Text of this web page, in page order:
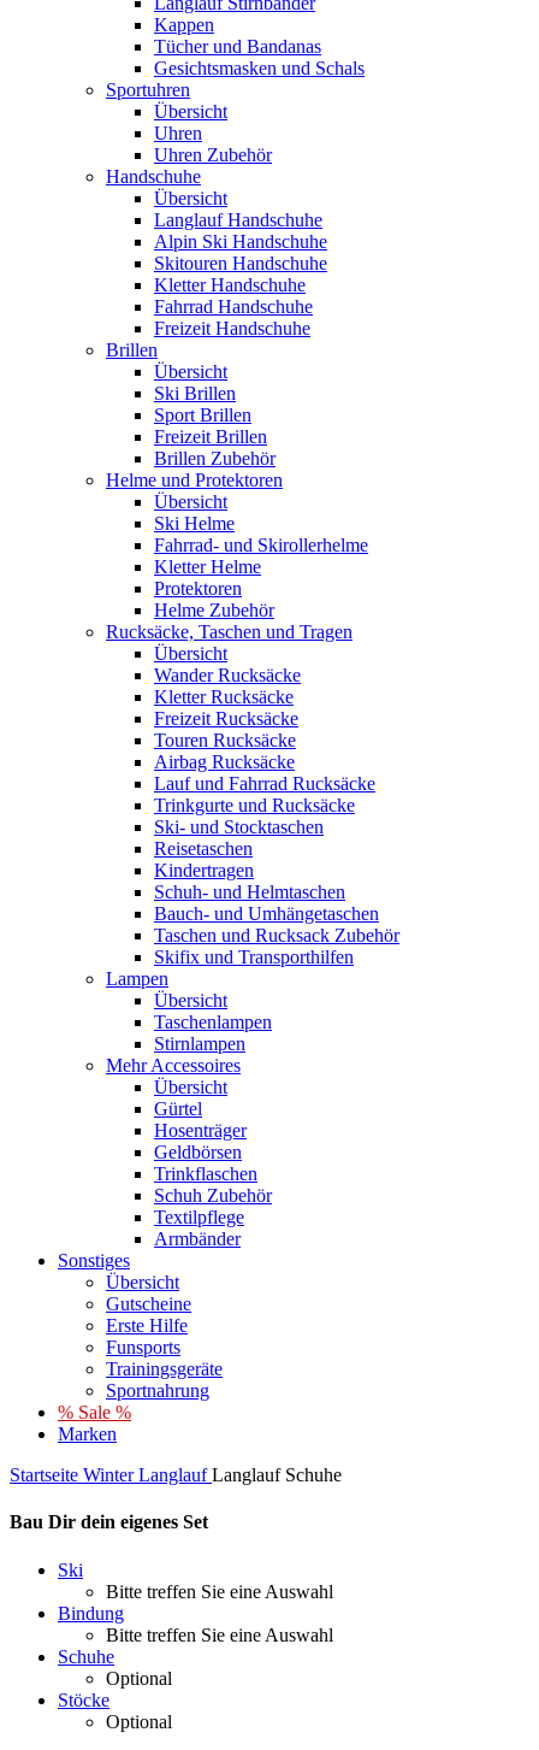
Kappen
Tücher und Bandanas
Gesichtsmasken und Schals
Sportuhren
Übersicht
Uhren
Uhren Zubehör
Handschuhe
Übersicht
Langlauf Handschuhe
Alpin Ski Handschuhe
Skitouren Handschuhe
Kletter Handschuhe
Fahrrad Handschuhe
Freizeit Handschuhe
Brillen
Übersicht
Ski Brillen
Sport Brillen
Freizeit Brillen
Brillen Zubehör
Helme und Protektoren
Übersicht
Ski Helme
Fahrrad- und Skirollerhelme
Kletter Helme
Protektoren
Helme Zubehör
Rucksäcke, Taschen und Tragen
Übersicht
Wander Rucksäcke
Kletter Rucksäcke
Freizeit Rucksäcke
Touren Rucksäcke
Airbag Rucksäcke
Lauf und Fahrrad Rucksäcke
Trinkgurte und Rucksäcke
Ski- und Stocktaschen
Reisetaschen
Kindertragen
Schuh- und Helmtaschen
Bauch- und Umhängetaschen
Taschen und Rucksack Zubehör
Skifix und Transporthilfen
Lampen
Übersicht
Taschenlampen
Stirnlampen
Mehr Accessoires
Übersicht
Gürtel
Hosenträger
Geldbörsen
Trinkflaschen
Schuh Zubehör
Textilpflege
Armbänder
Sonstiges
Übersicht
Gutscheine
Erste Hilfe
Funsports
Trainingsgeräte
Sportnahrung
% Sale %
Marken
Startseite Winter Langlauf Langlauf Schuhe
Bau Dir dein eigenes Set
Ski
Bitte treffen Sie eine Auswahl
Bindung
Bitte treffen Sie eine Auswahl
Schuhe
Optional
Stöcke
Optional